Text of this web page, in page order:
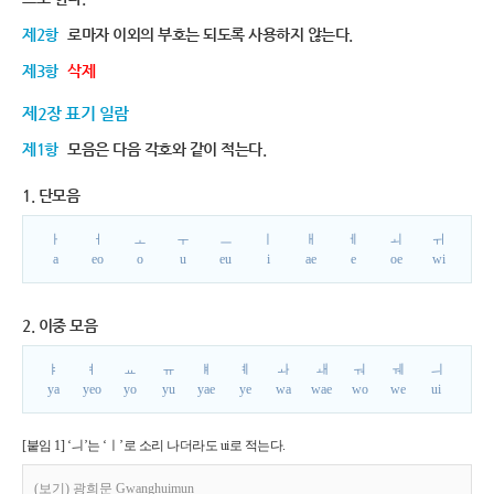
제2항 로마자 이외의 부호는 되도록 사용하지 않는다.
제3항 삭제
제2장 표기 일람
제1항 모음은 다음 각호와 같이 적는다.
1. 단모음
ㅏ
a
ㅓ
eo
ㅗ
o
ㅜ
u
ㅡ
eu
i
ㅐ
ae
ㅔ
e
ㅚ
oe
ㅟ
wi
2. 이중 모음
ㅑ
ya
ㅕ
yeo
ㅛ
yo
ㅠ
yu
ㅒ
yae
ㅖ
ye
ㅘ
wa
ㅙ
wae
ㅝ
wo
ㅞ
we
ㅢ
ui
[붙임 1] ‘ㅢ’는 ‘ㅣ’로 소리 나더라도 ui로 적는다.
(보기) 광희문 Gwanghuimun